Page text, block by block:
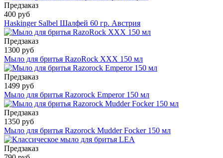
Предзаказ
400 руб
Haskinger Salbel Шалфей 60 гр. Австрия
Предзаказ
1300 руб
Мыло для бритья RazoRock XXX 150 мл
Предзаказ
1499 руб
Мыло для бритья Razorock Emperor 150 мл
Предзаказ
1350 руб
Мыло для бритья Razorock Mudder Focker 150 мл
Предзаказ